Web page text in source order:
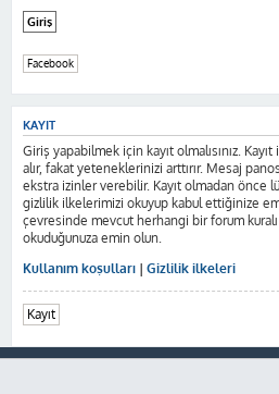
Facebook
KAYIT
Giriş yapabilmek için kayıt olmalısınız.
alır, fakat yeteneklerinizi arttırır. Mesaj
ekstra izinler verebilir. Kayıt olmadan önce
gizlilik ilkelerimizi okuyup kabul ettiğinize
çevresinde mevcut herhangi bir forum kuralı
okuduğunuza emin olun.
Kullanım koşulları | Gizlilik ilkeleri
Kayıt